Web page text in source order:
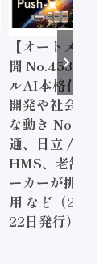
【オートメーシ
聞 No.453】フ
ルAI本格化へ
開発や社会実装
な動き Noetra
通、日立 / 兵神
HMS、老舗ポ
ーカーが挑むデ
用 など（2026
22日発行）